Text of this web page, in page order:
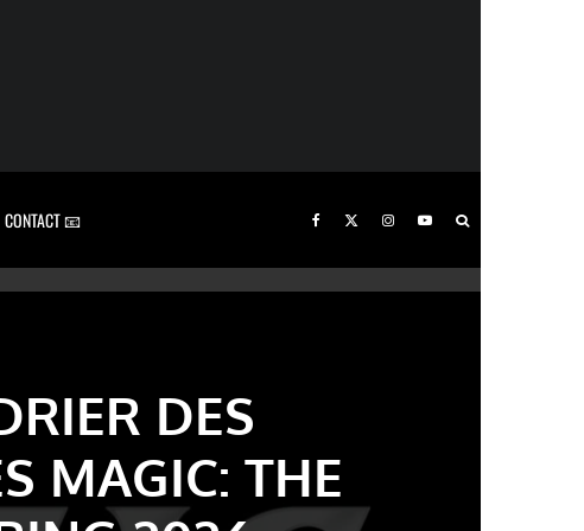
CONTACT 📧
DES
MAGIC: THE